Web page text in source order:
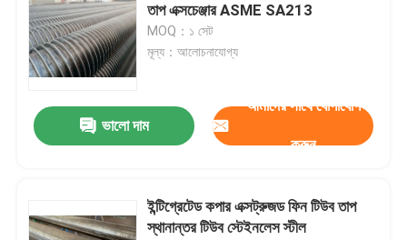
বাড়ি
তাপ এক্সচেঞ্জার ASME SA213
MOQ：১ সেট
মূল্য：আলোচনাযোগ্য
ভালো দাম
আমাদের সাথে যোগাযোগ
করুন
ইন্টিগ্রেটেড কপার এক্সট্রুজড ফিন টিউব তাপ
স্থানান্তর টিউব স্টেইনলেস স্টীল